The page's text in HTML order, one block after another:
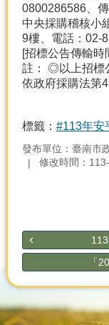
0800286586、
中央採購稽核小
9樓、電話：02-
[招標公告傳輸時
註： ◎以上招標
依政府採購法第
標籤： #113年安
發布單位：臺南市
修改時間：
「